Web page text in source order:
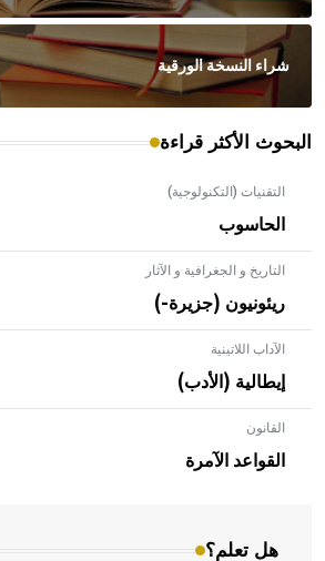
شراء النسخة الورقية
البحوث الأكثر قراءة
التقنيات (التكنولوجية)
الحاسوب
التاريخ و الجغرافية و الآثار
ريئونيون (جزيرة-)
الآداب اللاتينية
إيطالية (الأدب)
القانون
القواعد الآمرة
هل تعلم؟
- هل تعلم أن الأبلق نوع من الفنون
بالعمارة الإسلامية في بلاد الشام
المعمار على بناء مداميكه وخاصة في